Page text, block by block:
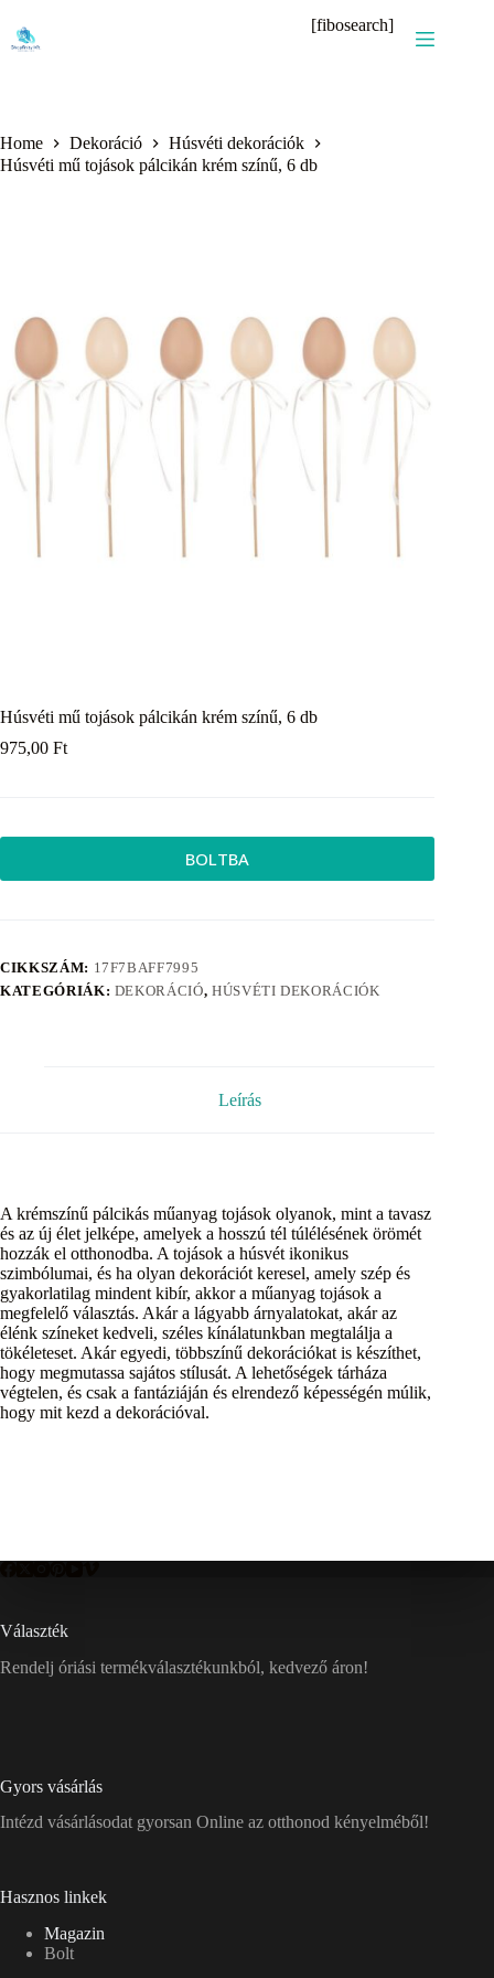
content
[fibosearch]
Home Dekoráció
Húsvéti dekorációk
Húsvéti mű tojások pálcikán krém színű, 6 db
Húsvéti mű tojások pálcikán krém színű, 6 db
975,00 Ft
BOLTBA
CIKKSZÁM: 17F7BAFF7995
KATEGÓRIÁK: DEKORÁCIÓ, HÚSVÉTI DEKORÁCIÓK
Leírás
A krémszínű pálcikás műanyag tojások olyanok, mint a tavasz
és az új élet jelképe, amelyek a hosszú tél túlélésének örömét
hozzák el otthonodba. A tojások a húsvét ikonikus
szimbólumai, és ha olyan dekorációt keresel, amely szép és
gyakorlatilag mindent kibír, akkor a műanyag tojások a
megfelelő választás. Akár a lágyabb árnyalatokat, akár az
élénk színeket kedveli, széles kínálatunkban megtalálja a
tökéleteset. Akár egyedi, többszínű dekorációkat is készíthet,
hogy megmutassa sajátos stílusát. A lehetőségek tárháza
végtelen, és csak a fantáziáján és elrendező képességén múlik,
hogy mit kezd a dekorációval.
Választék
Rendelj óriási termékválasztékunkból, kedvező áron!
Gyors vásárlás
Intézd vásárlásodat gyorsan Online az otthonod kényelméből!
Hasznos linkek
Magazin
Bolt